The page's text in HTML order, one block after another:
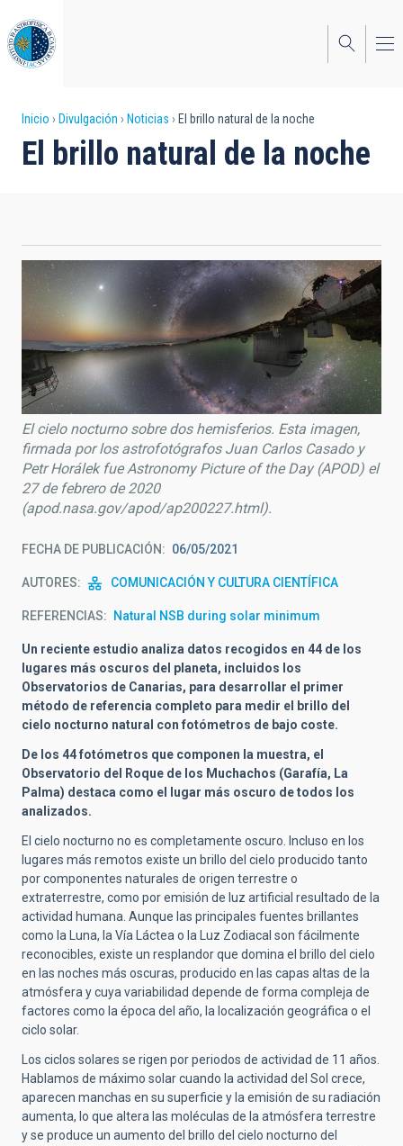
al
contenido
principal
Sobrescribir
enlaces
a
la
navegación
Inicio Divulgación Noticias El brillo natural de la noche
El brillo natural de la noche
El cielo nocturno sobre dos hemisferios. Esta imagen,
firmada por los astrofotógrafos Juan Carlos Casado y
Petr Horálek fue Astronomy Picture of the Day (APOD) el
27 de febrero de 2020
(apod.nasa.gov/apod/ap200227.html).
FECHA DE PUBLICACIÓN 06/05/2021
AUTORES COMUNICACIÓN Y CULTURA CIENTÍFICA
REFERENCIAS Natural NSB during solar minimum
Un reciente estudio analiza datos recogidos en 44 de los
lugares más oscuros del planeta, incluidos los
Observatorios de Canarias, para desarrollar el primer
método de referencia completo para medir el brillo del
cielo nocturno natural con fotómetros de bajo coste.
De los 44 fotómetros que componen la muestra, el
Observatorio del Roque de los Muchachos (Garafía, La
Palma) destaca como el lugar más oscuro de todos los
analizados.
El cielo nocturno no es completamente oscuro. Incluso en los
lugares más remotos existe un brillo del cielo producido tanto
por componentes naturales de origen terrestre o
extraterrestre, como por emisión de luz artificial resultado de la
actividad humana. Aunque las principales fuentes brillantes
como la Luna, la Vía Láctea o la Luz Zodiacal son fácilmente
reconocibles, existe un resplandor que domina el brillo del cielo
en las noches más oscuras, producido en las capas altas de la
atmósfera y cuya variabilidad depende de forma compleja de
factores como la época del año, la localización geográfica o el
ciclo solar.
Los ciclos solares se rigen por periodos de actividad de 11 años.
Hablamos de máximo solar cuando la actividad del Sol crece,
aparecen manchas en su superficie y la emisión de su radiación
aumenta, lo que altera las moléculas de la atmósfera terrestre
y se produce un aumento del brillo del cielo nocturno del